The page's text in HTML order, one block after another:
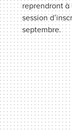
reprendront
session
septembre.